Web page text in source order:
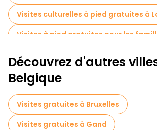
Visites culturelles à pied gratuites à
Visites à pied gratuites pour les
Visites autoguidées en Louvain
Visites de marchés en Louvain
Visites gratuites à proximité Grote
Visites gratuites à proximité Leuven
Découvrez d'autres
Belgique
Visites gratuites à Bruxelles
Visites gratuites à Gand